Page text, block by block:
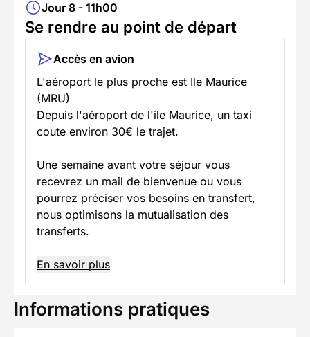
Jour 8 - 11h00
Se rendre au point de départ
Accès en avion
L'aéroport le plus proche est Ile Maurice
(MRU)
Depuis l'aéroport de l'ile Maurice, un taxi
coute environ 30€ le trajet.
Une semaine avant votre séjour vous
recevrez un mail de bienvenue ou vous
pourrez préciser vos besoins en transfert,
nous optimisons la mutualisation des
transferts.
En savoir plus
Informations pratiques